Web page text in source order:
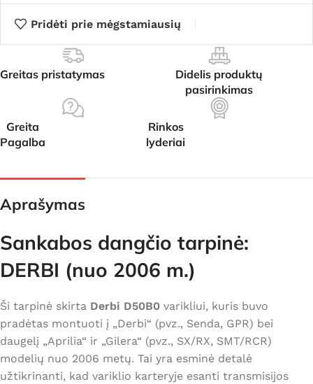
Pridėti prie mėgstamiausių
Greitas pristatymas
Didelis produktų
pasirinkimas
Greita
Pagalba
Rinkos
lyderiai
Aprašymas
Sankabos dangčio tarpinė:
DERBI (nuo 2006 m.)
Ši tarpinė skirta Derbi D50B0 varikliui, kuris buvo
pradėtas montuoti į „Derbi“ (pvz., Senda, GPR) bei
daugelį „Aprilia“ ir „Gilera“ (pvz., SX/RX, SMT/RCR)
modelių nuo 2006 metų. Tai yra esminė detalė
užtikrinanti, kad variklio karteryje esanti transmisijos